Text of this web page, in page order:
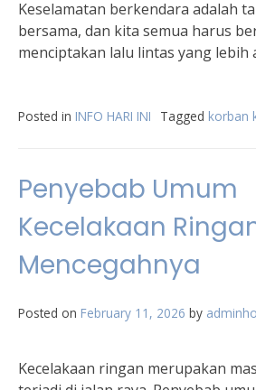
Keselamatan berkendara adalah
bersama, dan kita semua harus
menciptakan lalu lintas yang lebih
Posted in INFO HARI INI Tagged korban
Penyebab Umum
Kecelakaan
Mencegahnya
Posted on February 11, 2026 by
Kecelakaan ringan merupakan